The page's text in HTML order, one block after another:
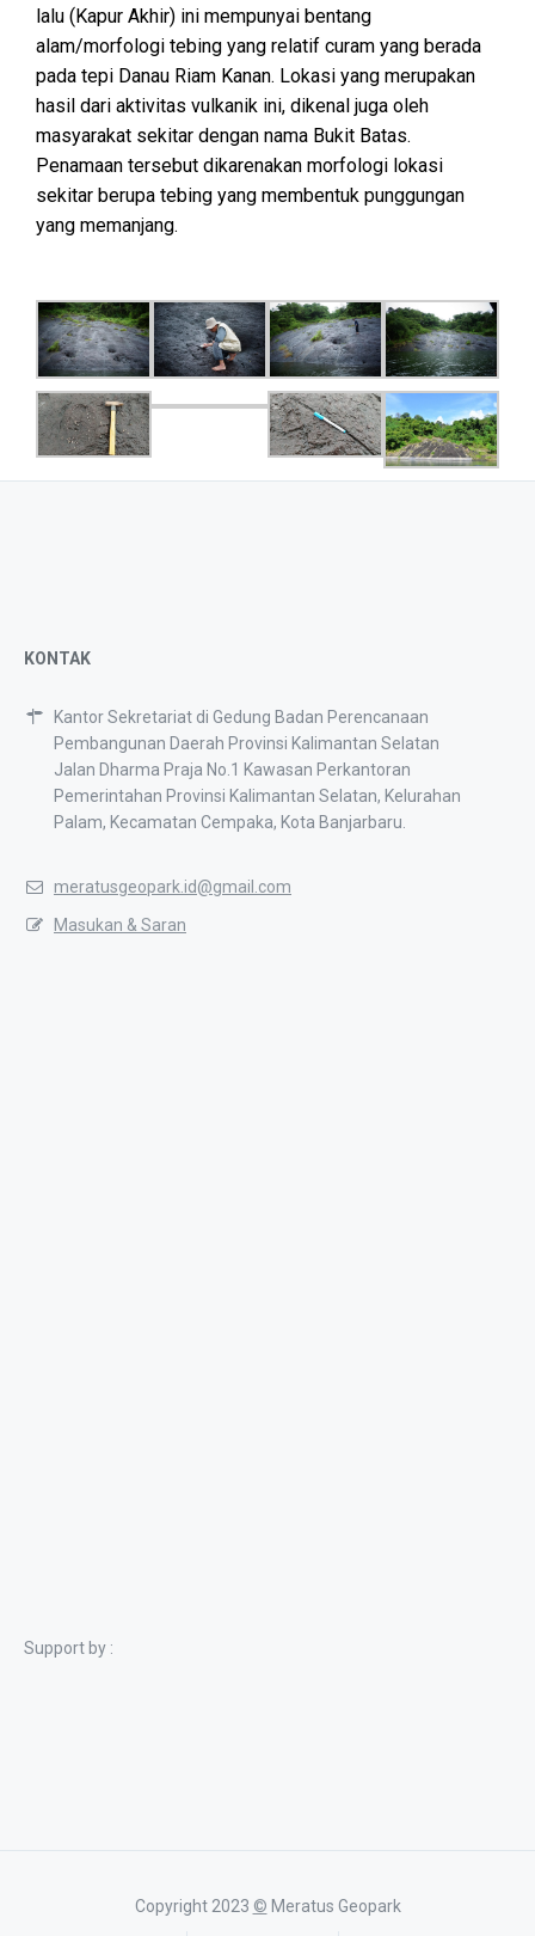
lalu (Kapur Akhir) ini mempunyai bentang
alam/morfologi tebing yang relatif curam yang berada
pada tepi Danau Riam Kanan. Lokasi yang merupakan
hasil dari aktivitas vulkanik ini, dikenal juga oleh
masyarakat sekitar dengan nama Bukit Batas.
Penamaan tersebut dikarenakan morfologi lokasi
sekitar berupa tebing yang membentuk punggungan
yang memanjang.
KONTAK
Kantor Sekretariat di Gedung Badan Perencanaan
Pembangunan Daerah Provinsi Kalimantan Selatan
Jalan Dharma Praja No.1 Kawasan Perkantoran
Pemerintahan Provinsi Kalimantan Selatan, Kelurahan
Palam, Kecamatan Cempaka, Kota Banjarbaru.
meratusgeopark.id@gmail.com
Masukan & Saran
Support by :
Copyright 2023 © Meratus Geopark